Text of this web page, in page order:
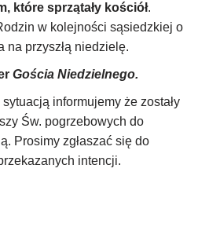
które sprzątały kościół.
w kolejności sąsiedzkiej o
na przyszłą niedzielę.
Gościa Niedzielnego.
informujemy że zostały
Św. pogrzebowych do
Prosimy zgłaszać się do
intencji.